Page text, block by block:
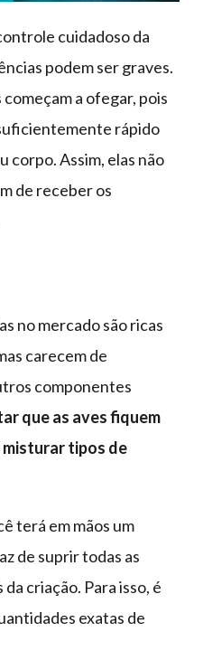
cuidadoso da
podem ser graves.
começam a ofegar, pois
rápido
corpo. Assim, elas não
de receber os
no mercado são ricas
carecem de
componentes
que as aves fiquem
tipos de
terá em mãos um
de suprir todas as
criação. Para isso, é
exatas de